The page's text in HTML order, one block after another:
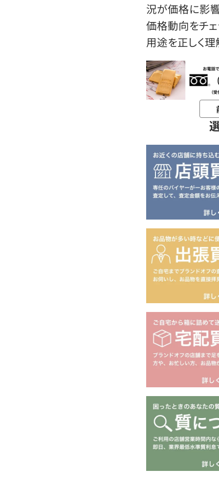
況が価格に影
価格動向をチ
用途を正しく理
お電話問い